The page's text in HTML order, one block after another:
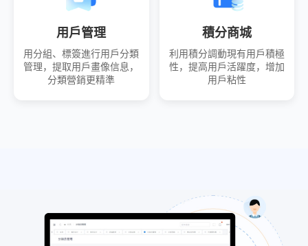
用戶管理
用分組、標簽進行用戶分類
管理，提取用戶畫像信息，
分類營銷更精準
積分商城
利用積分調動現有用戶積極
性，提高用戶活躍度，增加
用戶粘性